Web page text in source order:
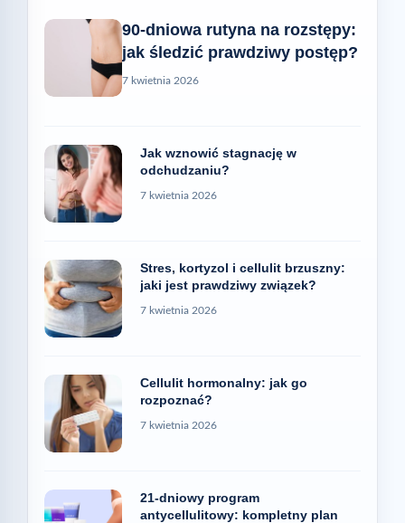
90-dniowa rutyna na rozstępy:
jak śledzić prawdziwy postęp?
7 kwietnia 2026
Jak wznowić stagnację w
odchudzaniu?
7 kwietnia 2026
Stres, kortyzol i cellulit brzuszny:
jaki jest prawdziwy związek?
7 kwietnia 2026
Cellulit hormonalny: jak go
rozpoznać?
7 kwietnia 2026
21-dniowy program
antycellulitowy: kompletny plan